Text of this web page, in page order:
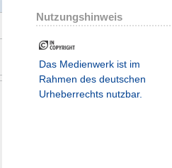
Nutzungshinweis
Das Medienwerk ist im
Rahmen des deutschen
Urheberrechts nutzbar.